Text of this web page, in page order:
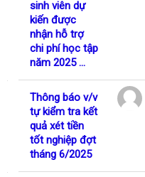
sinh viên dự
kiến được
nhận hỗ trợ
chi phí học tập
năm 2025 ...
Thông báo v/v
tự kiểm tra kết
quả xét tiền
tốt nghiệp đợt
tháng 6/2025